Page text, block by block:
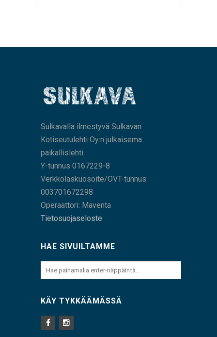
Sulkavalla ilmestyvä Sulkavan
Kotiseutulehti Oy:n julkaisema
paikallislehti.
Y-tunnus 0167229-8
Verkkolaskuosoite/OVT-tunnus:
003701672298
Operaattori: Maventa
Tietosuojaseloste
HAE SIVUILTAMME
KÄY TYKKÄÄMÄSSÄ